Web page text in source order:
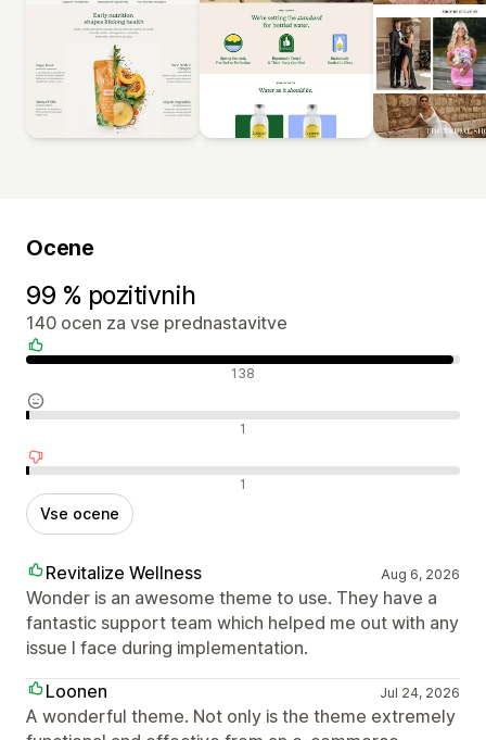
Ocene
99 % pozitivnih
140 ocen za vse prednastavitve
Pozitivne ocene 138
Nevtralne ocene 1
Negativne ocene 1
Vse ocene
Revitalize Wellness Aug 6, 2026
Wonder is an awesome theme to use. They have a
fantastic support team which helped me out with any
issue I face during implementation.
Loonen
Jul 24, 2026
A wonderful theme. Not only is the theme extremely